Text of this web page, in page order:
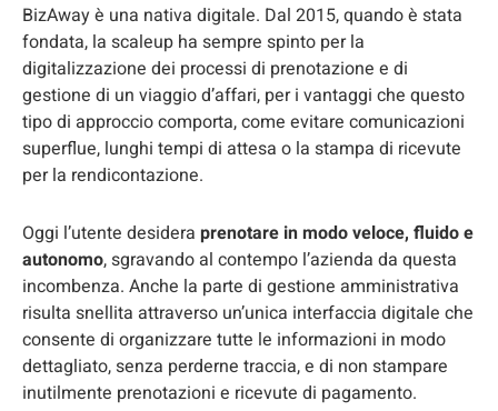
BizAway è una nativa digitale. Dal 2015, quando è stata
fondata, la scaleup ha sempre spinto per la
digitalizzazione dei processi di prenotazione e di
gestione di un viaggio d’affari, per i vantaggi che questo
tipo di approccio comporta, come evitare comunicazioni
superflue, lunghi tempi di attesa o la stampa di ricevute
per la rendicontazione.
Oggi l’utente desidera prenotare in modo veloce, fluido e
autonomo, sgravando al contempo l’azienda da questa
incombenza. Anche la parte di gestione amministrativa
risulta snellita attraverso un’unica interfaccia digitale che
consente di organizzare tutte le informazioni in modo
dettagliato, senza perderne traccia, e di non stampare
inutilmente prenotazioni e ricevute di pagamento.